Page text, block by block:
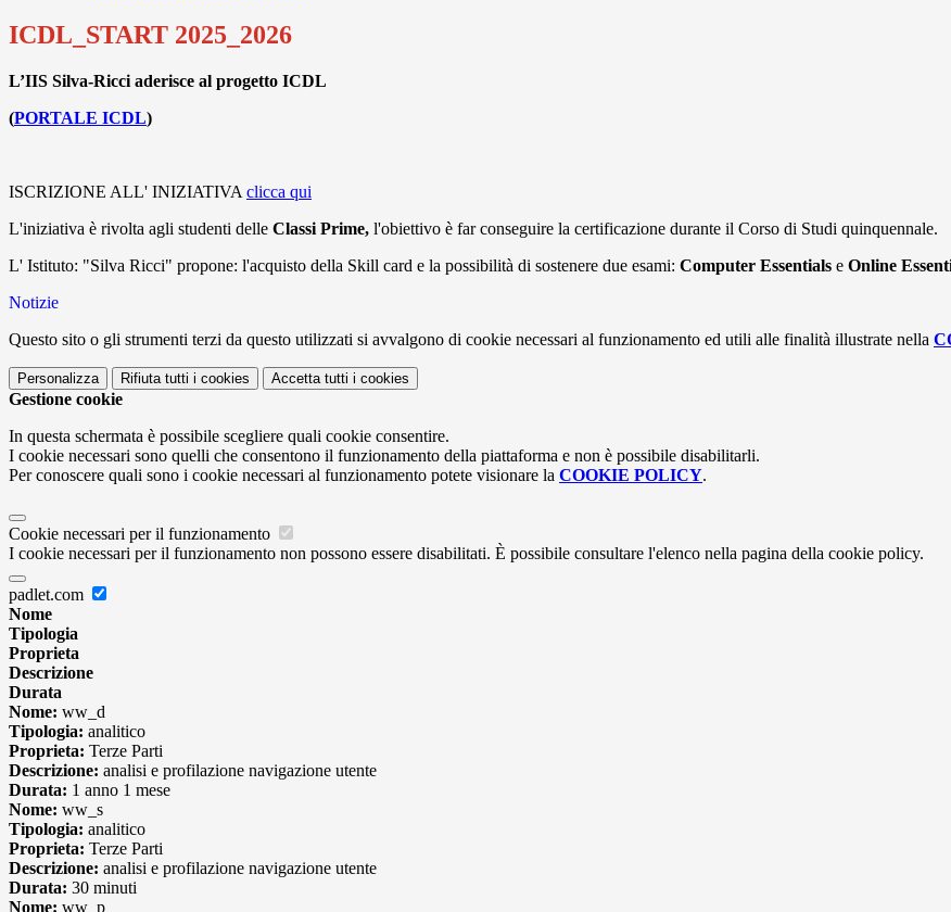
ICDL_START 2025_2026
L’IIS Silva-Ricci aderisce al progetto ICDL
(PORTALE ICDL)
ISCRIZIONE ALL' INIZIATIVA clicca qui
L'iniziativa è rivolta agli studenti delle Classi Prime, l'obiettivo è far conseguire la certificazione durante il Corso di Studi quinquennale.
L' Istituto: "Silva Ricci" propone: l'acquisto della Skill card e la possibilità di sostenere due esami: Computer Essentials e Online
Notizie
Questo sito o gli strumenti terzi da questo utilizzati si avvalgono di cookie necessari al funzionamento ed utili alle finalità illustrate nella
Personalizza Rifiuta tutti i cookies Accetta tutti i cookies
Gestione cookie
In questa schermata è possibile scegliere quali cookie consentire.
I cookie necessari sono quelli che consentono il funzionamento della piattaforma e non è possibile disabilitarli.
Per conoscere quali sono i cookie necessari al funzionamento potete visionare la COOKIE POLICY.
Cookie necessari per il funzionamento
I cookie necessari per il funzionamento non possono essere disabilitati. È possibile consultare l'elenco nella pagina della cookie policy.
padlet.com
Nome
Tipologia
Proprieta
Descrizione
Durata
Nome: ww_d
Tipologia: analitico
Proprieta: Terze Parti
Descrizione: analisi e profilazione navigazione utente
Durata: 1 anno 1 mese
Nome: ww_s
Tipologia: analitico
Proprieta: Terze Parti
Descrizione: analisi e profilazione navigazione utente
Durata: 30 minuti
Nome: ww_p